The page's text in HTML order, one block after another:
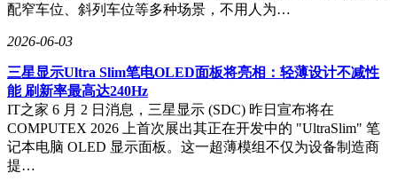
配窄车位、斜列车位等多种场景，不用人为…
2026-06-03
三星显示Ultra Slim笔电OLED面板将亮相：轻薄设计不减性
能 刷新率最高达240Hz
IT之家 6 月 2 日消息，三星显示 (SDC) 昨日宣布将在
COMPUTEX 2026 上首次展出其正在开发中的 "UltraSlim" 笔
记本电脑 OLED 显示面板。这一超薄模组不仅为设备制造商
提…